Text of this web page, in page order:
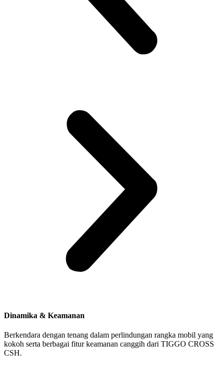
Dinamika & Keamanan
Berkendara dengan tenang dalam perlindungan rangka mobil yang
kokoh serta berbagai fitur keamanan canggih dari TIGGO CROSS
CSH.